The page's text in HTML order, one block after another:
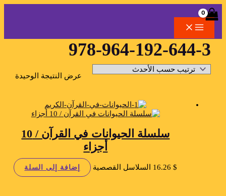
البحث
978-964-192-644-3
عرض النتيجة الوحيدة
سلسلة الحيوانات في القرآن / 10
أجزاء
السلاسل القصصية إضافة إلى السلة